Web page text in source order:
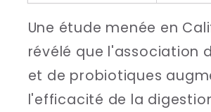
Une étude menée en
révélé que l'association
et de probiotiques
l'efficacité de la